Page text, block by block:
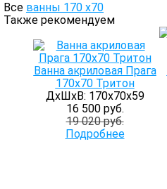
Все ванны 170 х70
Также рекомендуем
Ванна акриловая Прага
170х70 Тритон
ДхШхВ: 170х70х59
16 500 руб.
19 020 руб.
Подробнее